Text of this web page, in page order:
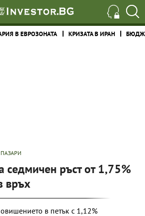
В ЕВРОЗОНАТА КРИЗАТА В ИРАН
ПАЗАРИ
седмичен ръст от 1,75%
връх
в петък с 1,12%